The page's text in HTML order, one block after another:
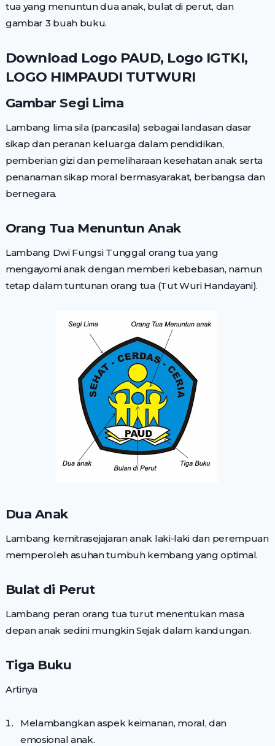
tua yang menuntun dua anak, bulat di perut, dan
gambar 3 buah buku.
Download Logo PAUD, Logo IGTKI,
LOGO HIMPAUDI TUTWURI
Gambar Segi Lima
Lambang lima sila (pancasila) sebagai landasan dasar
sikap dan peranan keluarga dalam pendidikan,
pemberian gizi dan pemeliharaan kesehatan anak serta
penanaman sikap moral bermasyarakat, berbangsa dan
bernegara.
Orang Tua Menuntun Anak
Lambang Dwi Fungsi Tunggal orang tua yang
mengayomi anak dengan memberi kebebasan, namun
tetap dalam tuntunan orang tua (Tut Wuri Handayani).
Dua Anak
Lambang kemitrasejajaran anak laki-laki dan perempuan
memperoleh asuhan tumbuh kembang yang optimal.
Bulat di Perut
Lambang peran orang tua turut menentukan masa
depan anak sedini mungkin Sejak dalam kandungan.
Tiga Buku
Artinya
Melambangkan aspek keimanan, moral, dan
emosional anak.